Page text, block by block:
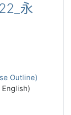
永
Outline)